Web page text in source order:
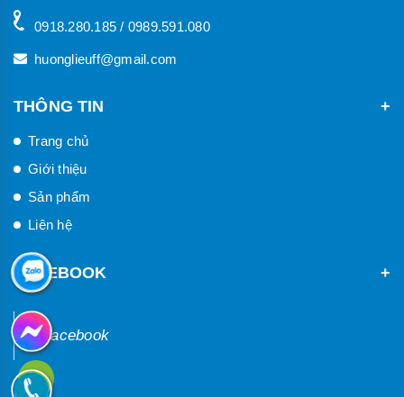
Chi tiết
Hương sữa dê tạo mùi thơm cho sữa tắm, sữa dưỡng